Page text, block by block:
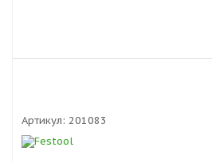
Артикул: 201083